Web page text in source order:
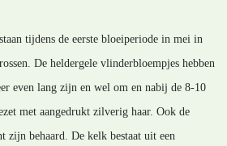
tijdens de eerste bloeiperiode in mei in
De heldergele vlinderbloempjes hebben
even lang zijn en wel om en nabij de 8-10
met aangedrukt zilverig haar. Ook de
zijn behaard. De kelk bestaat uit een